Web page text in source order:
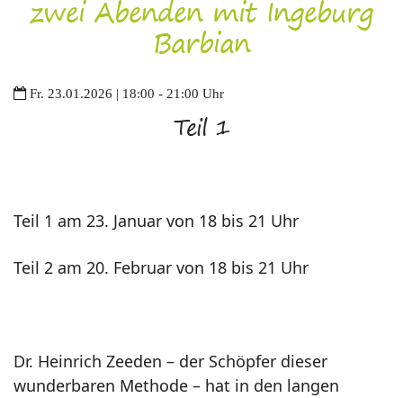
zwei Abenden mit Ingeburg
Barbian
Fr. 23.01.2026 | 18:00 - 21:00 Uhr
Teil 1
Teil 1 am 23. Januar von 18 bis 21 Uhr
Teil 2 am 20. Februar von 18 bis 21 Uhr
Dr. Heinrich Zeeden – der Schöpfer dieser
wunderbaren Methode – hat in den langen